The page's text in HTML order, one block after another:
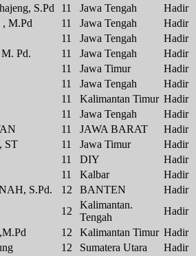
S.Pd 11 Jawa Tengah
Hadir
, M.Pd 11 Jawa Tengah
Hadir
11 Jawa Tengah
Hadir
Pd. 11 Jawa Tengah
Hadir
11 Jawa Timur
Hadir
11 Jawa Tengah
Hadir
11 Kalimantan Timur Hadir
11 Jawa Tengah
Hadir
11 JAWA BARAT
Hadir
ST 11 Jawa Timur
Hadir
11 DIY
Hadir
11 Kalbar
Hadir
S.Pd. 12 BANTEN
Hadir
12
Kalimantan.
Tengah
Hadir
12 Kalimantan Timur Hadir
12 Sumatera Utara
Hadir